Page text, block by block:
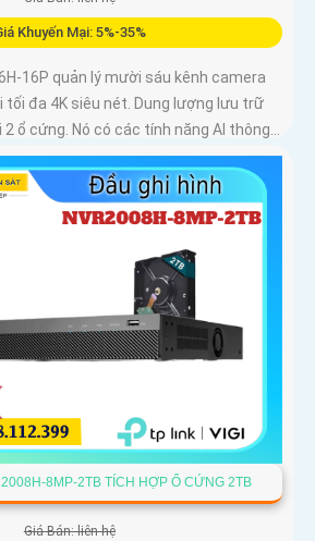
Khuyến Mại: 5%-35%
16P quản lý mười sáu kênh camera
tối đa 4K siêu nét. Dung lượng lưu trữ
ổ cứng. Nó có các tính năng AI thông...
8MP-2TB TÍCH HỢP Ổ CỨNG 2TB
Giá Bán: liên hệ